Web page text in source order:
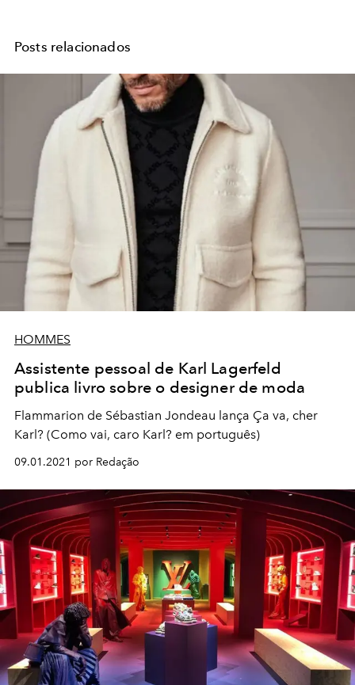
Posts relacionados
HOMMES
Assistente pessoal de Karl Lagerfeld
publica livro sobre o designer de moda
Flammarion de Sébastian Jondeau lança Ça va, cher
Karl? (Como vai, caro Karl? em português)
09.01.2021 por Redação